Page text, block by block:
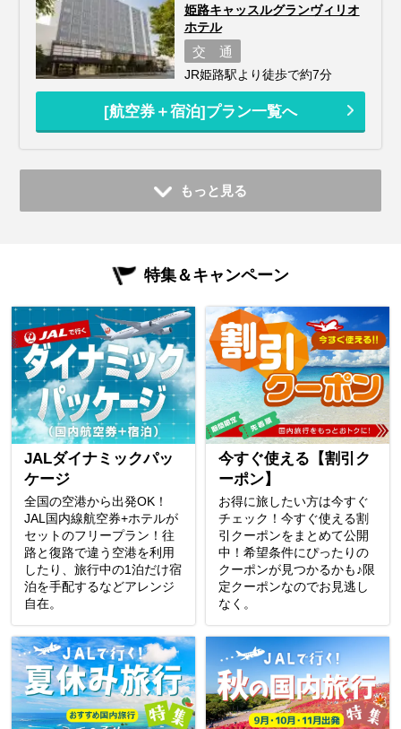
姫路キャッスルグランヴィリオ
ホテル
交 通
JR姫路駅より徒歩で約7分
[航空券＋宿泊]プラン一覧へ
もっと見る
特集＆キャンペーン
JALダイナミックパッ
ケージ
全国の空港から出発OK！
JAL国内線航空券+ホテルが
セットのフリープラン！往
路と復路で違う空港を利用
したり、旅行中の1泊だけ宿
泊を手配するなどアレンジ
自在。
今すぐ使える【割引ク
ーポン】
お得に旅したい方は今すぐ
チェック！今すぐ使える割
引クーポンをまとめて公開
中！希望条件にぴったりの
クーポンが見つかるかも♪限
定クーポンなのでお見逃し
なく。